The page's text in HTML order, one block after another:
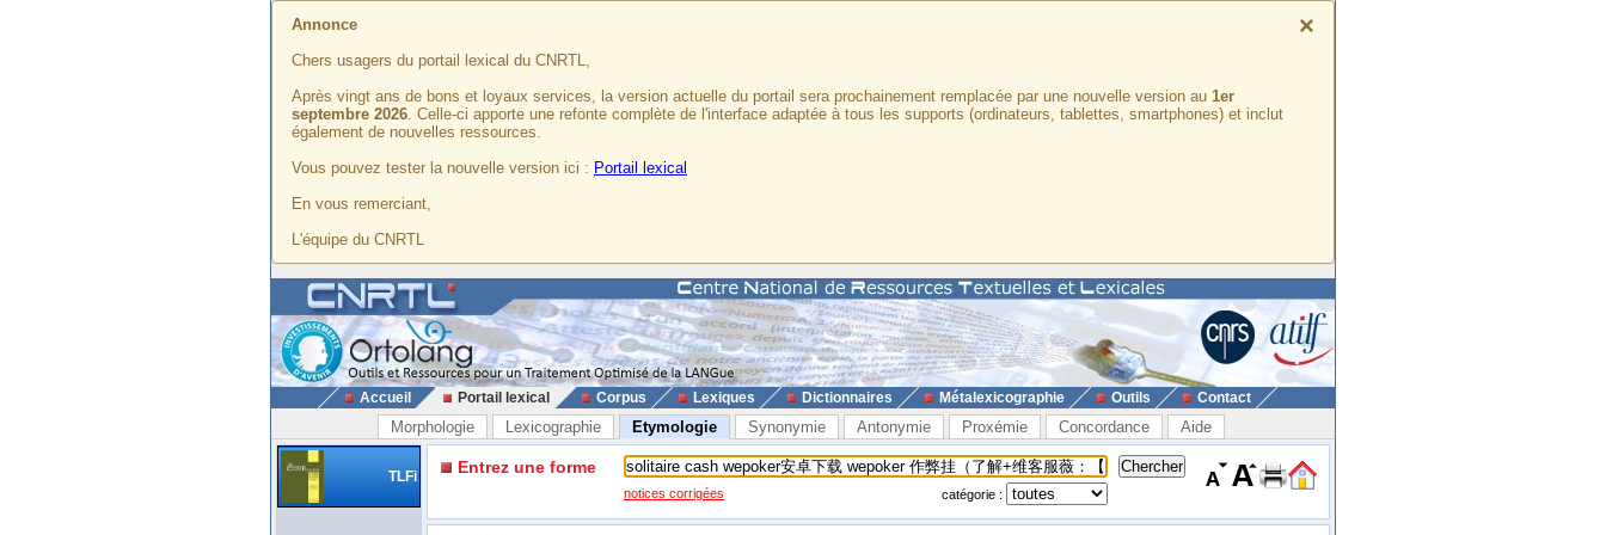
×
Annonce
Chers usagers du portail lexical du CNRTL,
Après vingt ans de bons et loyaux services, la version actuelle du portail sera prochainement remplacée par une nouvelle version au 1er
septembre 2026. Celle-ci apporte une refonte complète de l'interface adaptée à tous les supports (ordinateurs, tablettes, smartphones) et inclut
également de nouvelles ressources.
Vous pouvez tester la nouvelle version ici : Portail lexical
En vous remerciant,
L'équipe du CNRTL
Accueil Portail lexical Corpus Lexiques Dictionnaires Métalexicographie Outils Contact
Morphologie Lexicographie Etymologie Synonymie Antonymie Proxémie Concordance Aide
TLFi Entrez une forme
notices corrigées catégorie :